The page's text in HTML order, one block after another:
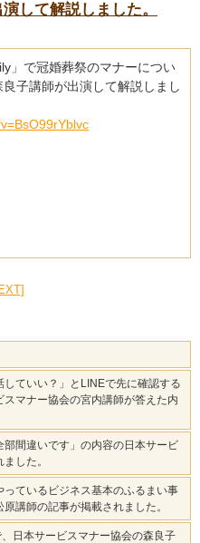
して解説しました。
」で冠婚葬祭のマナーについ
子講師が出演して解説しまし
ていい？」とLINEで先に確認する
マナー協会の宮内講師が答えた内
間違いです」の内容の日本サービ
した。
ているビジネス基本のふるまい事
講師の記事が掲載されました。
日本サービスマナー協会の森良子